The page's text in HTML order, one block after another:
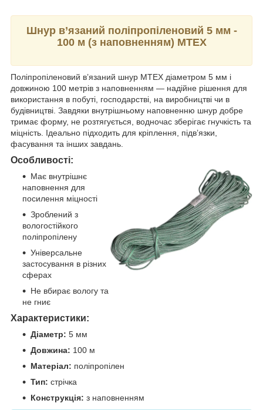
Шнур в’язаний поліпропіленовий 5 мм -
100 м (з наповненням) MTEX
Поліпропіленовий в’язаний шнур MTEX діаметром 5 мм і
довжиною 100 метрів з наповненням — надійне рішення для
використання в побуті, господарстві, на виробництві чи в
будівництві. Завдяки внутрішньому наповненню шнур добре
тримає форму, не розтягується, водночас зберігає гнучкість та
міцність. Ідеально підходить для кріплення, підв’язки,
фасування та інших завдань.
Особливості:
Має внутрішнє
наповнення для
посилення міцності
Зроблений з
вологостійкого
поліпропілену
Універсальне
застосування в різних
сферах
Не вбирає вологу та
не гниє
Характеристики:
Діаметр: 5 мм
Довжина: 100 м
Матеріал: поліпропілен
Тип: стрічка
Конструкція: з наповненням